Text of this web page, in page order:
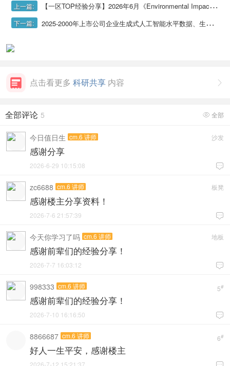
上一篇: 【一区TOP经验分享】2026年6月《Environmental Impact Assessment Review》（EIAR）投稿经验及录用流程
下一篇: 2025-2000年上市公司企业生成式人工智能水平数据、生成式AI水平数据

点击看更多 科研共享 内容
 全部
全部评论 5
沙发
今日值日生 cm.6 讲师
感谢分享

2026-6-29 10:15:08
板凳
zc6688 cm.6 讲师
感谢楼主分享资料！

2026-7-6 21:57:39
地板
今天你学习了吗 cm.6 讲师
感谢前辈们的经验分享！

2026-7-7 16:03:12
5#
998333 cm.6 讲师
感谢前辈们的经验分享！

2026-7-10 16:16:50
6#
8866687 cm.6 讲师
好人一生平安，感谢楼主
2026-7-12 15:21:37